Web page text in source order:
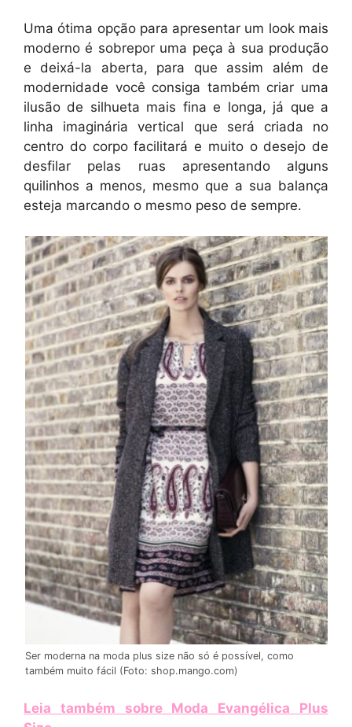
Uma ótima opção para apresentar um look mais
moderno é sobrepor uma peça à sua produção
e deixá-la aberta, para que assim além de
modernidade você consiga também criar uma
ilusão de silhueta mais fina e longa, já que a
linha imaginária vertical que será criada no
centro do corpo facilitará e muito o desejo de
desfilar pelas ruas apresentando alguns
quilinhos a menos, mesmo que a sua balança
esteja marcando o mesmo peso de sempre.
Ser moderna na moda plus size não só é possível, como
também muito fácil (Foto: shop.mango.com)
Leia também sobre Moda Evangélica Plus